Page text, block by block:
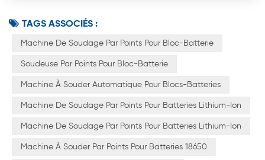
TAGS ASSOCIÉS :
Machine De Soudage Par Points Pour Bloc-Batterie
Soudeuse Par Points Pour Bloc-Batterie
Machine À Souder Automatique Pour Blocs-Batteries
Machine De Soudage Par Points Pour Batteries Lithium-Ion
Machine De Soudage Par Points Pour Batteries Lithium-Ion
Machine À Souder Par Points Pour Batteries 18650